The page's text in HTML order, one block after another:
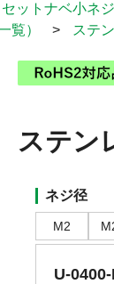
セットナベ小ネ
覧） > ステ
ステン
ネジ径
M2
U-